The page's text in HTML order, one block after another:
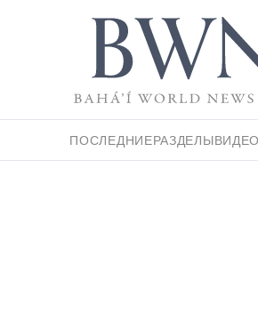
ПОСЛЕДНИЕРАЗДЕЛЫВИДЕО